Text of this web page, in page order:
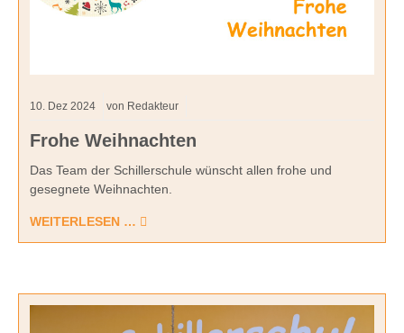
10. Dez 2024 von Redakteur
Frohe Weihnachten
Das Team der Schillerschule wünscht allen frohe und
gesegnete Weihnachten.
WEITERLESEN …